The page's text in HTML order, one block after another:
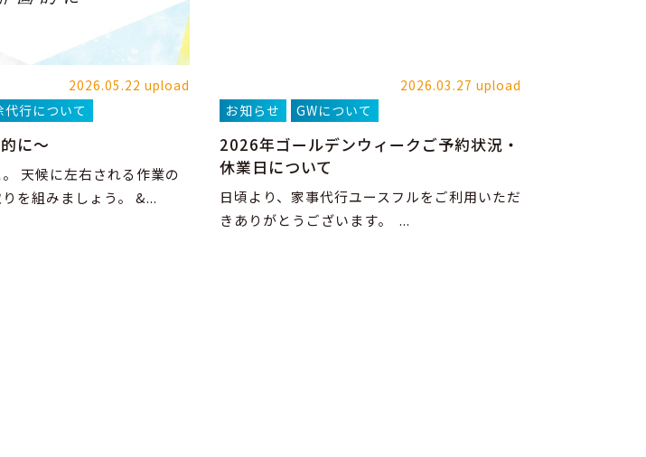
2026.05.22 upload
代行について
に～
天候に左右される作業の
を組みましょう。 &...
2026.03.27 upload
お知らせ
GWについて
2026年ゴールデンウィークご予約状況・
休業日について
日頃より、家事代行ユースフルをご利用いただ
きありがとうございます。 ...